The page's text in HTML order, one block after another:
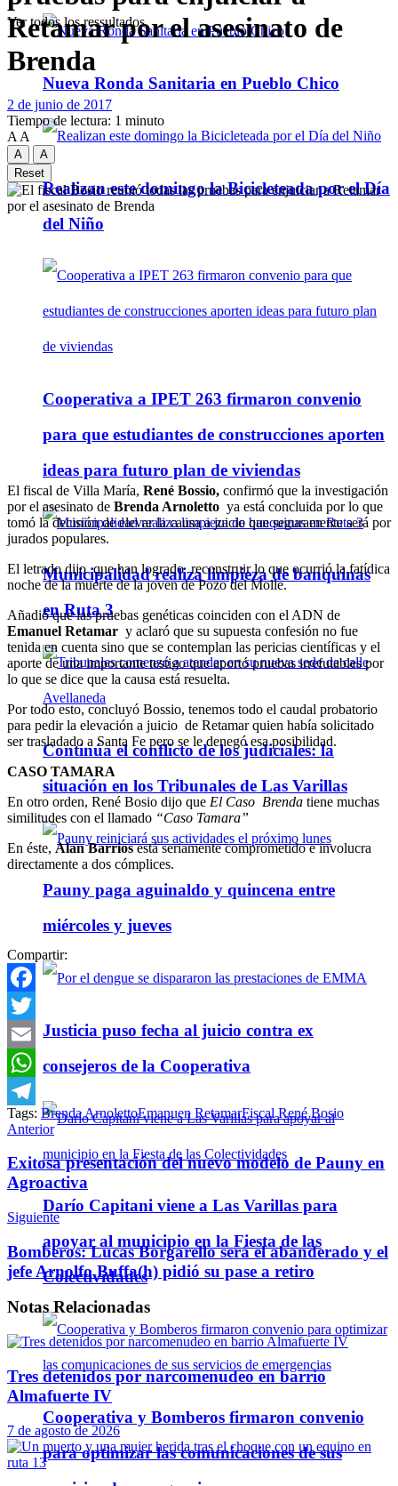
Nueva Ronda Sanitaria en Pueblo Chico
Realizan este domingo la Bicicleteada por el Día
del Niño
Cooperativa a IPET 263 firmaron convenio
para que estudiantes de construcciones aporten
ideas para futuro plan de viviendas
Municipalidad realiza limpieza de banquinas
en Ruta 3
Continúa el conflicto de los judiciales: la
situación en los Tribunales de Las Varillas
Pauny paga aguinaldo y quincena entre
miércoles y jueves
Justicia puso fecha al juicio contra ex
consejeros de la Cooperativa
Darío Capitani viene a Las Varillas para
apoyar al municipio en la Fiesta de las
Colectividades
Cooperativa y Bomberos firmaron convenio
para optimizar las comunicaciones de sus
Ver todos los ressultados
Retamar por el asesinato de
Brenda
2 de junio de 2017
Tiempo de lectura: 1 minuto
A A
A
A
Reset
El fiscal de Villa María, René Bossio, confirmó que la investigación
por el asesinato de Brenda Arnoletto ya está concluida por lo que
tomó la decisión de elevar la causa a juicio que seguramente será por
jurados populares.
El letrado dijo que han logrado reconstruir lo que ocurrió la fatídica
noche de la muerte de la joven de Pozo del Molle.
Añadió que las pruebas genéticas coinciden con el ADN de
Emanuel Retamar y aclaró que su supuesta confesión no fue
tenida en cuenta sino que se contemplan las pericias científicas y el
aporte de una importante testigo que aportó pruebas irrefutables por
lo que se dice que la causa está resuelta.
Por todo esto, concluyó Bossio, tenemos todo el caudal probatorio
para pedir la elevación a juicio de Retamar quien había solicitado
ser trasladado a Santa Fe pero se le denegó esa posibilidad.
CASO TAMARA
En otro orden, René Bosio dijo que El Caso Brenda tiene muchas
similitudes con el llamado “Caso Tamara”
En éste, Alan Barriosestá seriamente comprometido e involucra
directamente a dos cómplices.
Compartir:
Facebook
Twitter
Email
WhatsApp
Telegram
Tags: Brenda ArnolettoEmanuen RetamarFiscal René Bosio
Anterior
Exitosa presentación del nuevo modelo de Pauny en
Agroactiva
Siguiente
Bomberos: Lucas Borgarello será el abanderado y el
jefe Arnolfo Buffa(h) pidió su pase a retiro
NotasRelacionadas
Tres detenidos por narcomenudeo en barrio
Almafuerte IV
7 de agosto de 2026